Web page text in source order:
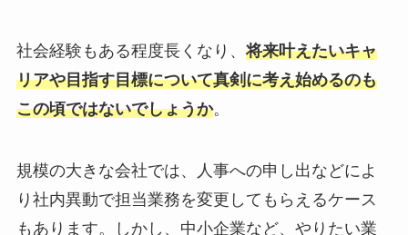
社会経験もある程度長くなり、 将来叶えたいキャ
リアや目指す目標について真剣に考え始めるのも
この頃ではないでしょうか。
規模の大きな会社では、人事への申し出などによ
り社内異動で担当業務を変更してもらえるケース
もあります。しかし、中小企業など、やりたい業